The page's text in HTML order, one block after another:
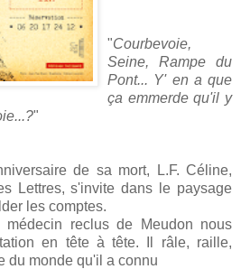
"Courbevoie,
Seine, Rampe du
Pont... Y' en a que
ça emmerde qu'il y
"
de sa mort, L.F. Céline,
Lettres, s'invite dans le paysage
les comptes.
reclus de Meudon nous
en tête à tête. Il râle, raille,
du monde qu'il a connu